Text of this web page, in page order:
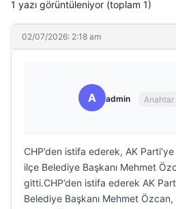
1 yazı görüntüleniyor (toplam 1)
02/07/2026: 2:18 am
A admin
CHP’den istifa ederek, AK
ilçe Belediye Başkanı Mehmet
gitti.CHP’den istifa ederek AK
Belediye Başkanı Mehmet